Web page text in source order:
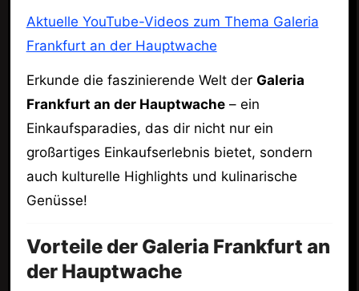
Aktuelle YouTube-Videos zum Thema Galeria
Frankfurt an der Hauptwache
Erkunde die faszinierende Welt der Galeria
Frankfurt an der Hauptwache– ein
Einkaufsparadies, das dir nicht nur ein
großartiges Einkaufserlebnis bietet, sondern
auch kulturelle Highlights und kulinarische
Genüsse!
Vorteile der Galeria Frankfurt an
der Hauptwache